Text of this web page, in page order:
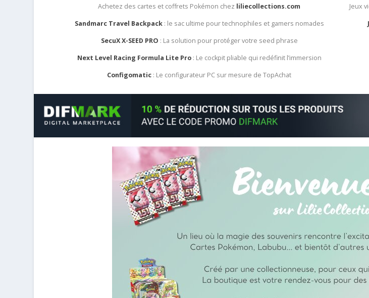
Achetez des cartes et coffrets Pokémon chez liliecollections.com
Sandmarc Travel Backpack: le sac ultime pour technophiles et gamers nomades
SecuX X-SEED PRO : La solution pour protéger votre seed phrase
Next Level Racing Formula Lite Pro: Le cockpit pliable qui redéfinit l’immersion
Configomatic : Le configurateur PC sur mesure de TopAchat
Jeux